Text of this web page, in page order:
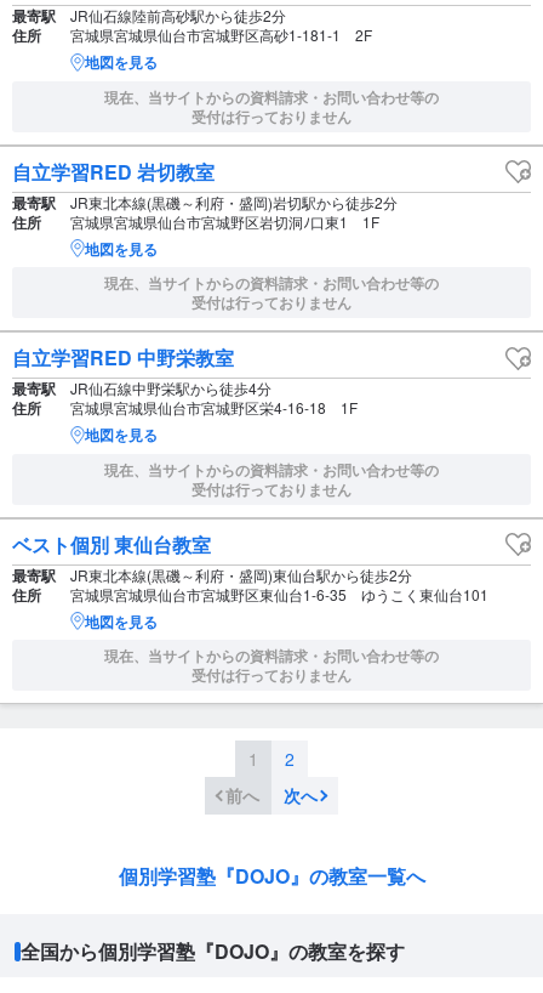
最寄駅 JR仙石線陸前高砂駅から徒歩2分
住所 宮城県宮城県仙台市宮城野区高砂1-181-1 2F
地図を見る
現在、当サイトからの資料請求・お問い合わせ等の
受付は行っておりません
自立学習RED 岩切教室
最寄駅 JR東北本線(黒磯～利府・盛岡)岩切駅から徒歩2分
住所 宮城県宮城県仙台市宮城野区岩切洞ﾉ口東1 1F
地図を見る
現在、当サイトからの資料請求・お問い合わせ等の
受付は行っておりません
自立学習RED 中野栄教室
最寄駅 JR仙石線中野栄駅から徒歩4分
住所 宮城県宮城県仙台市宮城野区栄4-16-18 1F
地図を見る
現在、当サイトからの資料請求・お問い合わせ等の
受付は行っておりません
ベスト個別 東仙台教室
最寄駅 JR東北本線(黒磯～利府・盛岡)東仙台駅から徒歩2分
住所 宮城県宮城県仙台市宮城野区東仙台1-6-35 ゆうこく東仙台101
地図を見る
現在、当サイトからの資料請求・お問い合わせ等の
受付は行っておりません
1
2
前へ
次へ
個別学習塾『DOJO』の教室一覧へ
全国から個別学習塾『DOJO』の教室を探す